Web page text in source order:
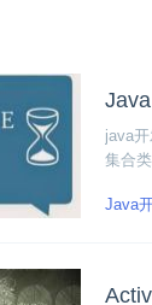
java
集合
Java